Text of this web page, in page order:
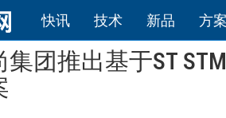
快讯 技术 新品 方案
团推出基于ST